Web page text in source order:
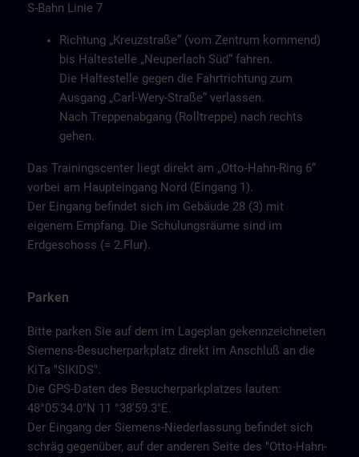
S-Bahn Linie 7
Richtung „Kreuzstraße“ (vom Zentrum kommend)
bis Haltestelle „Neuperlach Süd“ fahren.
Die Haltestelle gegen die Fahrtrichtung zum
Ausgang „Carl-Wery-Straße“ verlassen.
Nach Treppenabgang (Rolltreppe) nach rechts
gehen.
Das Trainingscenter liegt direkt am „Otto-Hahn-Ring 6“
vorbei am Haupteingang Nord (Eingang 1).
Der Eingang befindet sich im Gebäude 28 (3) mit
eigenem Empfang. Die Schulungsräume sind im
Erdgeschoss (= 2.Flur).
Parken
Bitte parken Sie auf dem im Lageplan gekennzeichneten
Siemens-Besucherparkplatz direkt im Anschluß an die
KiTa "SIKIDS".
Die GPS-Daten des Besucherparkplatzes lauten:
48°05'34.0"N 11 °38'59.3"E.
Der Eingang der Siemens-Niederlassung befindet sich
schräg gegenüber, auf der anderen Seite des "Otto-Hahn-